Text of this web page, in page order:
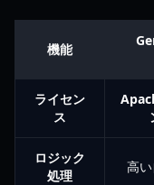
機能
ライセン
ス
ロジック
処理
高